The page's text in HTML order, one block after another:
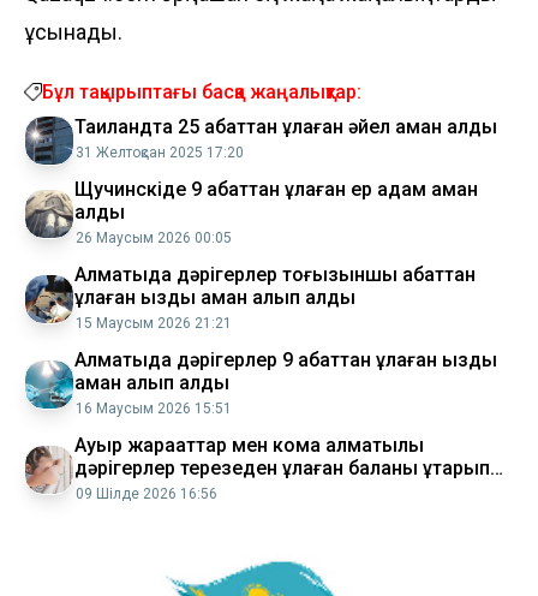
ұсынады.
Бұл тақырыптағы басқа жаңалықтар:
Таиландта 25 қабаттан құлаған әйел аман қалды
31 Желтоқсан 2025 17:20
Щучинскіде 9 қабаттан құлаған ер адам аман
қалды
26 Маусым 2026 00:05
Алматыда дәрігерлер тоғызыншы қабаттан
құлаған қызды аман алып қалды
15 Маусым 2026 21:21
Алматыда дәрігерлер 9 қабаттан құлаған қызды
аман алып қалды
16 Маусым 2026 15:51
Ауыр жарақаттар мен кома алматылық
дәрігерлер терезеден құлаған баланы құтқарып
қалды
09 Шілде 2026 16:56